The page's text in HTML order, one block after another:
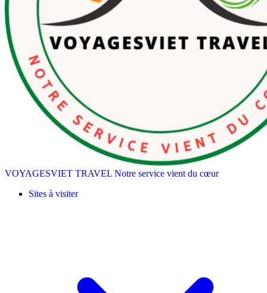
VOYAGESVIET TRAVEL Notre service vient du cœur
Sites à visiter